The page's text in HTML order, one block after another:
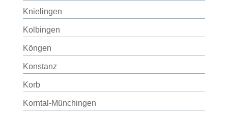
Knielingen
Kolbingen
Köngen
Konstanz
Korb
Korntal-Münchingen